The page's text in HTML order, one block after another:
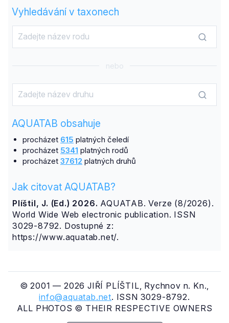
Vyhledávání v taxonech
nebo
AQUATAB obsahuje
procházet 615 platných čeledí
procházet 5341 platných rodů
procházet 37612 platných druhů
Jak citovat AQUATAB?
Plíštil, J. (Ed.) 2026. AQUATAB. Verze (8/2026).
World Wide Web electronic publication. ISSN
3029-8792. Dostupné z:
https://www.aquatab.net/.
© 2001 — 2026 JIŘÍ PLÍŠTIL, Rychnov n. Kn.,
info@aquatab.net. ISSN 3029-8792.
ALL PHOTOS © THEIR RESPECTIVE OWNERS